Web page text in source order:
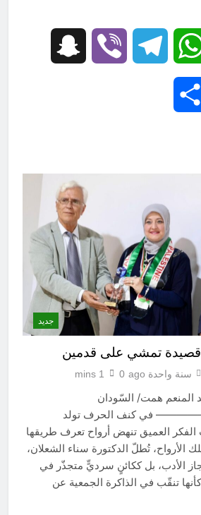
WhatsApp
Telegram
Viber
جديد
قصيدة تمشي على قدمين
سنة واحدة ago 0
1 mins
المنعم همت/ السّودان
في كنف الحرف تولد
الفكر العميق تنهض أرواح تعرف طريقها
الأرواح، تُطلّ الدكتورة سناء الشعلان،
الأدب، بل ككائنٍ سرديٍّ متجذّر في
تنقّب في الذاكرة الجمعية عن